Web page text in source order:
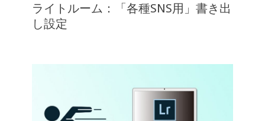
ライトルーム：「各種SNS用」書き出
し設定